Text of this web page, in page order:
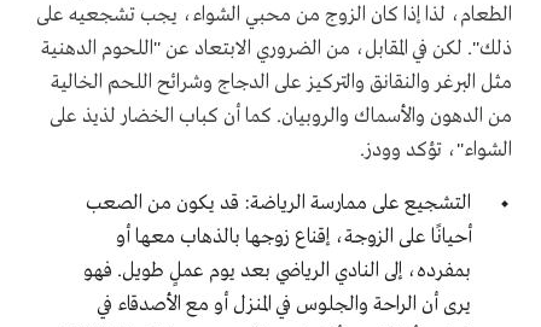
الطعام، لذا إذا كان الزوج من محبي الشواء، يجب تشجعيه على
ذلك". لكن في المقابل، من الضروري الابتعاد عن "اللحوم الدهنية
مثل البرغر والنقانق والتركيز على الدجاج وشرائح اللحم الخالية
من الدهون والأسماك والروبيان. كما أن كباب الخضار لذيذ على
الشواء"، تؤكد وودز.
التشجيع على ممارسة الرياضة: قد يكون من الصعب
أحيانًا على الزوجة، إقناع زوجها بالذهاب معها أو
بمفرده، إلى النادي الرياضي بعد يوم عملٍ طويل. فهو
يرى أن الراحة والجلوس في المنزل أو مع الأصدقاء في